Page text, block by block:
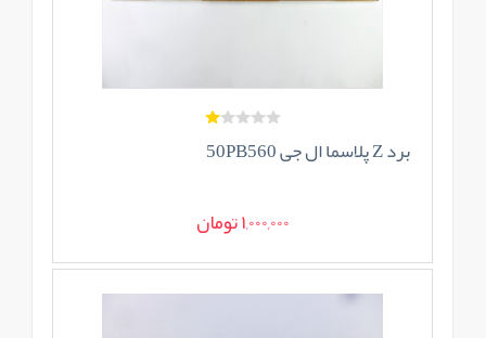
برد Z پلاسما ال جی 50PB560
1,000,000 تومان